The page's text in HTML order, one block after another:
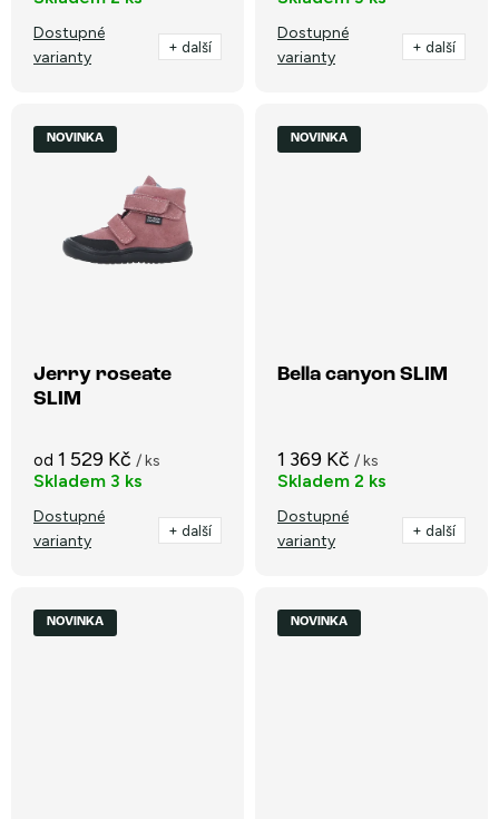
Dostupné
varianty
+ další
Dostupné
varianty
+ další
NOVINKA
Jerry roseate
SLIM
od 1 529 Kč / ks
Skladem 3 ks
Dostupné
varianty
+ další
NOVINKA
Bella canyon SLIM
1 369 Kč / ks
Skladem 2 ks
Dostupné
varianty
+ další
NOVINKA NOVINKA